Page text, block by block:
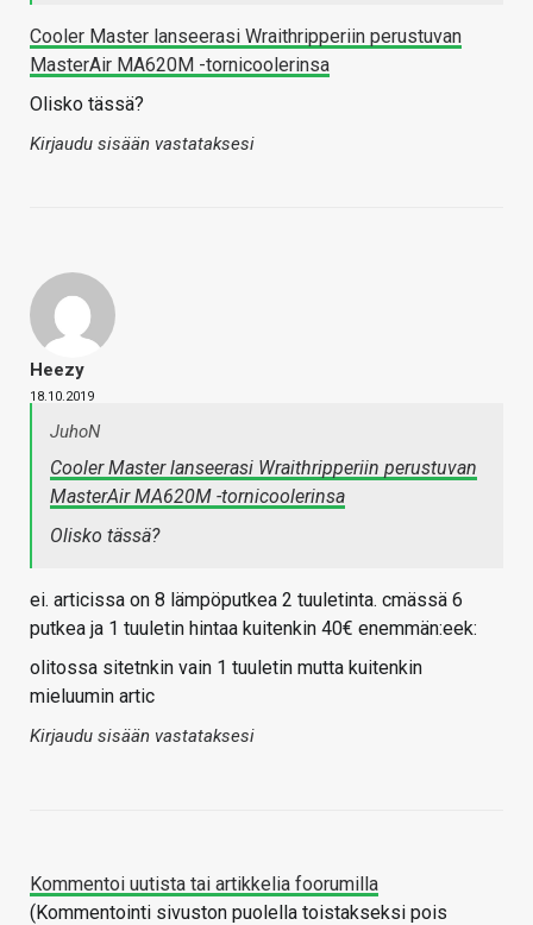
Cooler Master lanseerasi Wraithripperiin perustuvan
MasterAir MA620M -tornicoolerinsa
Olisko tässä?
Kirjaudu sisään vastataksesi
Heezy
18.10.2019
JuhoN
Cooler Master lanseerasi Wraithripperiin perustuvan
MasterAir MA620M -tornicoolerinsa
Olisko tässä?
ei. articissa on 8 lämpöputkea 2 tuuletinta. cmässä 6
putkea ja 1 tuuletin hintaa kuitenkin 40€ enemmän:eek:
olitossa sitetnkin vain 1 tuuletin mutta kuitenkin
mieluumin artic
Kirjaudu sisään vastataksesi
Kommentoi uutista tai artikkelia foorumilla
(Kommentointi sivuston puolella toistakseksi pois